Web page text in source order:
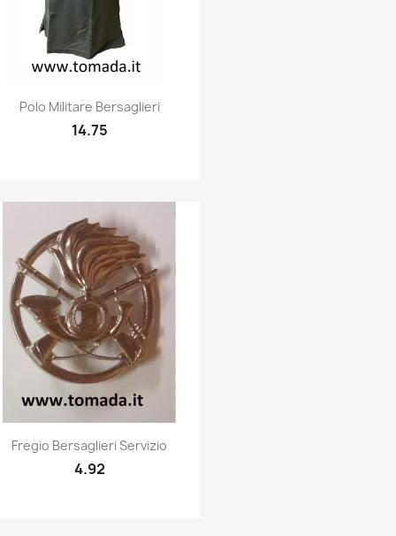
Quick view
Polo Militare Bersaglieri
14.75
Quick view
Fregio Bersaglieri Servizio
4.92